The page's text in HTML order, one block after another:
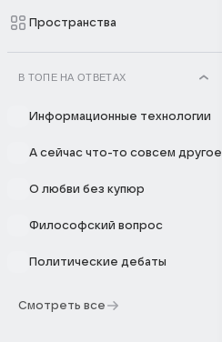
Пространства
В ТОПЕ НА ОТВЕТАХ
Информационные технологии
А сейчас что-то совсем другое
О любви без купюр
Философский вопрос
Политические дебаты
Смотреть все